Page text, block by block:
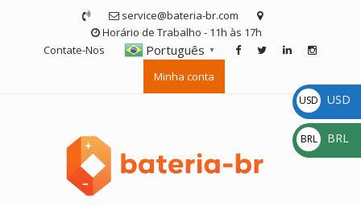
service@bateria-br.com
Horário de Trabalho - 11h às 17h
Contate-Nos
Português ▼
Minha conta
USD
$
USD
BRL
R$
BRL